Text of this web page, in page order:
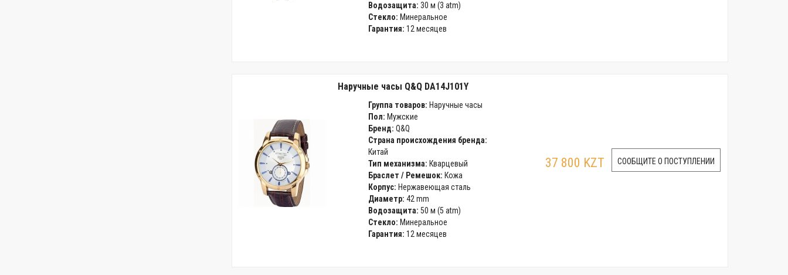
Водозащита: 30 м (3 atm)
Стекло: Минеральное
Гарантия: 12 месяцев
Наручные часы Q&Q DA14J101Y
Группа товаров: Наручные часы
Пол: Мужские
Бренд: Q&Q
Страна происхождения бренда:
Китай
Тип механизма: Кварцевый
Браслет / Ремешок: Кожа
Корпус: Нержавеющая сталь
Диаметр: 42 mm
Водозащита: 50 м (5 atm)
Стекло: Минеральное
Гарантия: 12 месяцев
37 800 KZT СООБЩИТЕ О ПОСТУПЛЕНИИ